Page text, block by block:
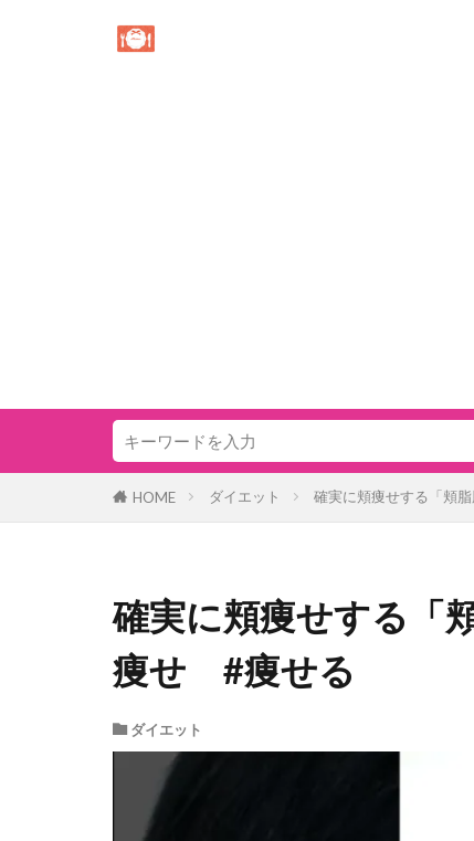
HOME ダイエット 確実に頬痩せする「頬
確実に頬痩せする「
痩せ #痩せる
ダイエット